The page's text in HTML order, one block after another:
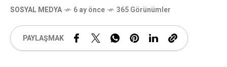
SOSYAL MEDYA 6 ay önce 365 Görünümler
PAYLAŞMAK